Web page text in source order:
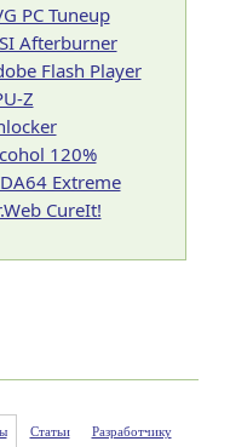
PC Tuneup
Afterburner
Flash Player
Z
120%
Extreme
CureIt!
Статьи Разработчику